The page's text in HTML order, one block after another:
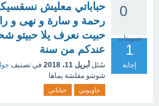
0
تصويتات
1
إجابة
حباباتي معليش
رحمة و سارة و نهى و
حبيت نعرف يلا حبيتو
عندكم من سنة
سُئل أبريل 11، 2018 في تصنيف
شوشو مقلشة يماها
جاوبوني حباباتي